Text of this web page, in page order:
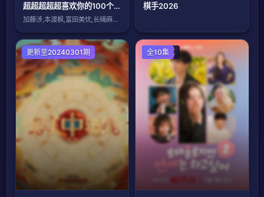
超超超超超喜欢你的100个女朋友第三季
加藤涉,本渡枫,富田美忧,长绳麻理亚,濑
棋手2026
大陆综艺
更新至20240301期 日韩综艺
全10集